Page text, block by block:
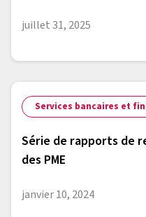
juillet 31, 2025
Services bancaires et
Série de rapports de
des PME
janvier 10, 2024